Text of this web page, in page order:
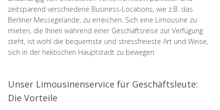
zeitsparend verschiedene Business-Locations, wie z.B. das
Berliner Messegelände, zu erreichen. Sich eine Limousine zu
mieten, die Ihnen während einer Geschäftsreise zur Verfügung
steht, ist wohl die bequemste und stressfreieste Art und Weise,
sich in der hektischen Hauptstadt zu bewegen.
Unser Limousinenservice für Geschäftsleute:
Die Vorteile